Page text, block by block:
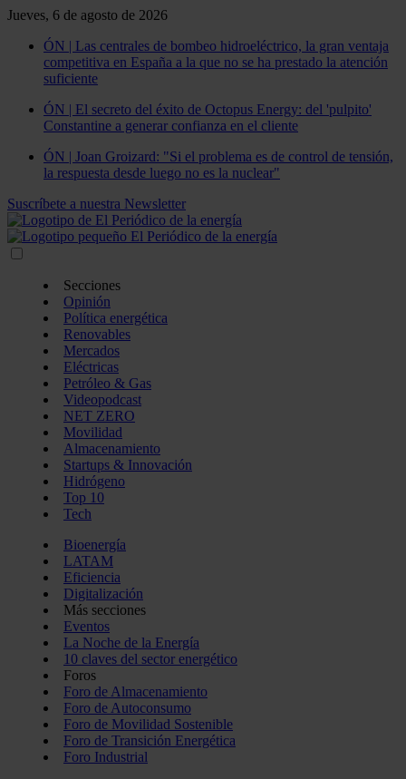
Jueves, 6 de agosto de 2026
ÓN | Las centrales de bombeo hidroeléctrico, la gran ventaja
competitiva en España a la que no se ha prestado la atención
suficiente
ÓN | El secreto del éxito de Octopus Energy: del 'pulpito'
Constantine a generar confianza en el cliente
ÓN | Joan Groizard: "Si el problema es de control de tensión,
la respuesta desde luego no es la nuclear"
Suscríbete a nuestra Newsletter
Secciones
Opinión
Política energética
Renovables
Mercados
Eléctricas
Petróleo & Gas
Videopodcast
NET ZERO
Movilidad
Almacenamiento
Startups & Innovación
Hidrógeno
Top 10
Tech
Bioenergía
LATAM
Eficiencia
Digitalización
Más secciones
Eventos
La Noche de la Energía
10 claves del sector energético
Foros
Foro de Almacenamiento
Foro de Autoconsumo
Foro de Movilidad Sostenible
Foro de Transición Energética
Foro Industrial